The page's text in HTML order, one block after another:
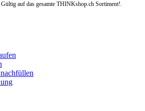
auf das gesamte THINKshop.ch Sortiment!.